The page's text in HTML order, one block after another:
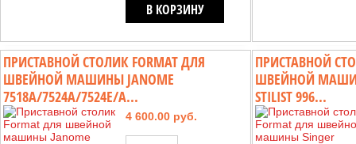
В КОРЗИНУ
ПРИСТАВНОЙ СТОЛИК FORMAT ДЛЯ
ШВЕЙНОЙ МАШИНЫ JANOME
7518A/7524A/7524E/A...
4 600.00 руб.
ПРИСТАВНОЙ
ШВЕЙНОЙ
STILIST 996...